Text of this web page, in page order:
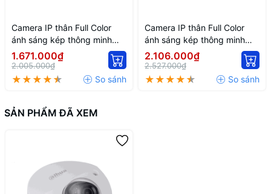
Camera IP thân Full Color
ánh sáng kép thông minh
2MP DH-IPC-HFW2249S-S-
IL
1.671.000₫
2.005.000₫
Camera IP thân Full Color
ánh sáng kép thông minh
DH-IPC-HFW2449T-AS-IL
2.106.000₫
2.527.000₫
SẢN PHẨM ĐÃ XEM